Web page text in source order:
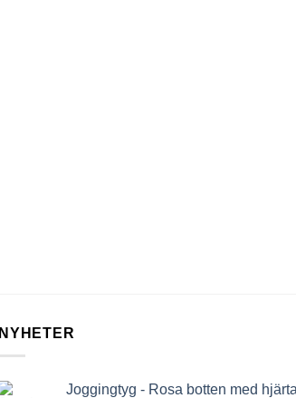
NYHETER
Joggingtyg - Rosa botten med